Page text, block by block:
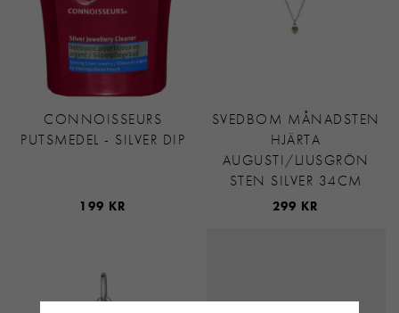
CONNOISSEURS
PUTSMEDEL - SILVER DIP
199 KR
SVEDBOM MÅNADSTEN
HJÄRTA
AUGUSTI/LJUSGRÖN
STEN SILVER 34CM
299 KR